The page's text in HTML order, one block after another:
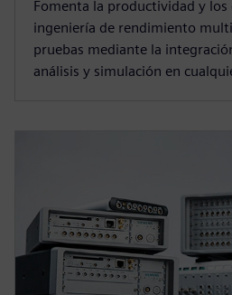
Fomenta la productividad y los
ingeniería de rendimiento
pruebas mediante la
análisis y simulación en